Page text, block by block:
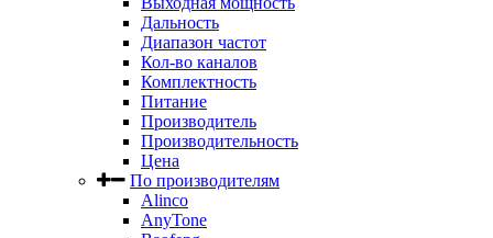
Дальность
Диапазон частот
Кол-во каналов
Комплектность
Питание
Производитель
Производительность
Цена
По производителям
Alinco
AnyTone